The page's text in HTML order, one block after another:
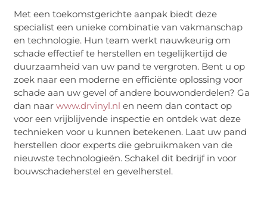
Met een toekomstgerichte aanpak biedt deze
specialist een unieke combinatie van vakmanschap
en technologie. Hun team werkt nauwkeurig om
schade effectief te herstellen en tegelijkertijd de
duurzaamheid van uw pand te vergroten. Bent u op
zoek naar een moderne en efficiënte oplossing voor
schade aan uw gevel of andere bouwonderdelen? Ga
dan naarwww.drvinyl.nl en neem dan contact op
voor een vrijblijvende inspectie en ontdek wat deze
technieken voor u kunnen betekenen. Laat uw pand
herstellen door experts die gebruikmaken van de
nieuwste technologieën. Schakel dit bedrijf in voor
bouwschadeherstel en gevelherstel.